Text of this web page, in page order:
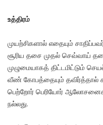
உத்திரம்
முயற்சிகளால் எதையும்
சூரிய தசை முதல் செவ்வாய்
முழுமையாகத் திட்டமிட்டும்
வீண் கோபத்தையும் தவிர்த்தால்
பெற்றோர் பெரியோர்
நல்லது.